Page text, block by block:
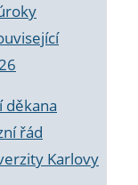
děkana
řád
Karlovy